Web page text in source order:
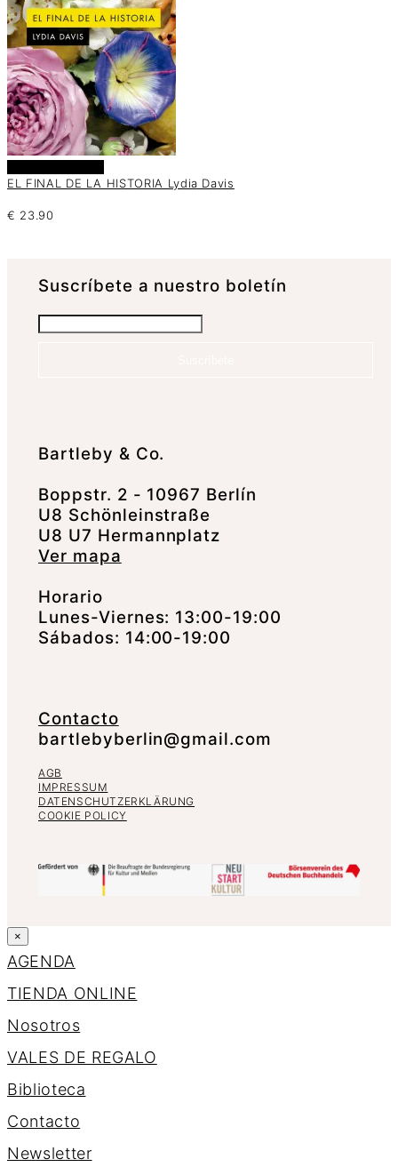
EL FINAL DE LA HISTORIA Lydia Davis
€ 23.90
Suscrí­bete a nuestro boletín
Bartleby & Co.
Boppstr. 2 - 10967 Berlín
U8 Schönleinstraße
U8 U7 Hermannplatz
Ver mapa
Horario
Lunes-Viernes: 13:00-19:00
Sábados: 14:00-19:00
Contacto
bartlebyberlin@gmail.com
AGB
IMPRESSUM
DATENSCHUTZERKLÄRUNG
COOKIE POLICY
×
AGENDA
TIENDA ONLINE
Nosotros
VALES DE REGALO
Biblioteca
Contacto
Newsletter